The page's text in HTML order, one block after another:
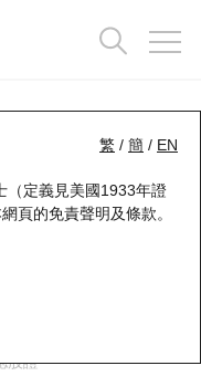
繁 / 簡 / EN
（定義見美國1933年證
頁的免責聲明及條款。
亞太
股證